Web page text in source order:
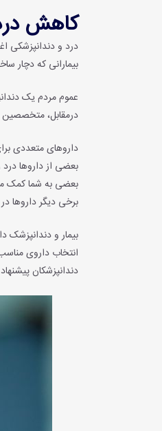
کاهش
درد و دندانپزشکی
بیمارانی که دچار
عموم مردم یک
درمقابل، متخصصین
داروهای متعددی
بعضی از داروها درد
بعضی به شما کمک
برخی دیگر داروها
بیمار و
انتخاب داروی
دندانپزشکان‌